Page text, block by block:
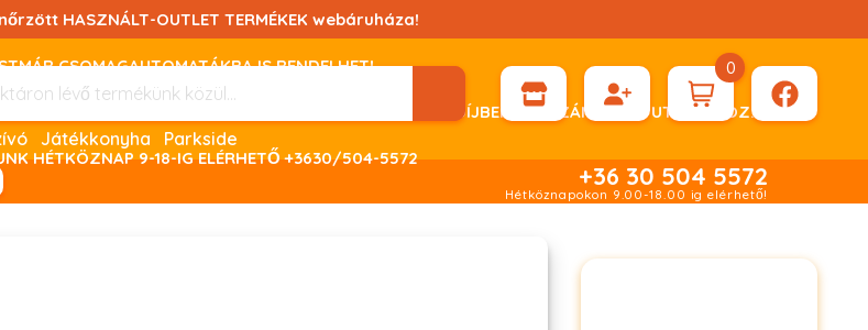
HASZNÁLT-OUTLET TERMÉKEK webáruháza!
CSOMAGAUTOMATÁKBA IS RENDELHET!
LEHETSÉGES, SZÜKSÉG ESETÉN KÉRHET DÍJBEKÉRŐ SZÁMLÁT ÁTUTALÁSHOZ.
HÉTKÖZNAP 9-18-IG ELÉRHETŐ +3630/504-5572
Játékkonyha Parkside
0
+36 30 504 5572
Hétköznapokon 9.00-18.00 ig elérhető!